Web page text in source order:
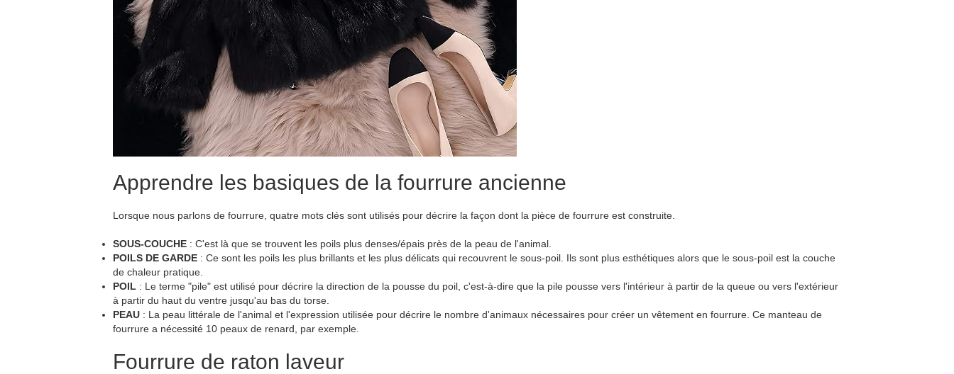
Apprendre les basiques de la fourrure ancienne
Lorsque nous parlons de fourrure, quatre mots clés sont utilisés pour décrire la façon dont la pièce de fourrure est construite.
SOUS-COUCHE : C'est là que se trouvent les poils plus denses/épais près de la peau de l'animal.
POILS DE GARDE : Ce sont les poils les plus brillants et les plus délicats qui recouvrent le sous-poil. Ils sont plus esthétiques alors que le sous-poil est la couche
de chaleur pratique.
POIL : Le terme "pile" est utilisé pour décrire la direction de la pousse du poil, c'est-à-dire que la pile pousse vers l'intérieur à partir de la queue ou vers l'extérieur
à partir du haut du ventre jusqu'au bas du torse.
PEAU : La peau littérale de l'animal et l'expression utilisée pour décrire le nombre d'animaux nécessaires pour créer un vêtement en fourrure. Ce manteau de
fourrure a nécessité 10 peaux de renard, par exemple.
Fourrure de raton laveur